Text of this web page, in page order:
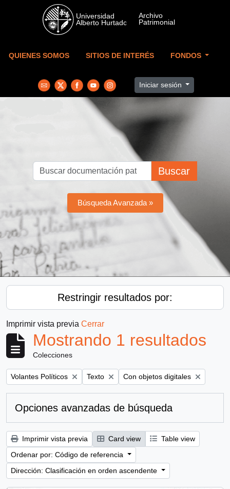
Skip to main content
QUIENES SOMOS SITIOS DE INTERÉS FONDOS
Iniciar sesión
Buscar
Búsqueda Avanzada »
Restringir resultados por:
Imprimir vista previa Cerrar
Mostrando 1 resultados
Colecciones
Remove filter:
Volantes Políticos Remove filter:
Texto Remove filter:
Con objetos digitales
Opciones avanzadas de búsqueda
Imprimir vista previa Card view
Table view
Ordenar por: Código de referencia
Dirección: Clasificación en orden ascendente